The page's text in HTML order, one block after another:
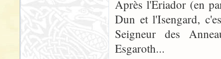
Après l'Eriador (en
Dun et l'Isengard,
Seigneur des
Esgaroth...